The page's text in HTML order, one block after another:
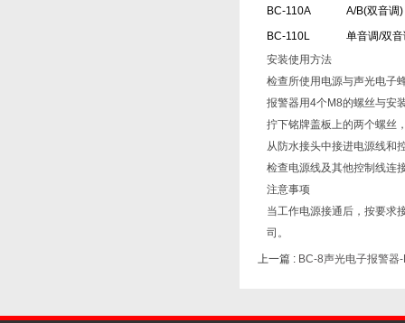
BC-110A
A/B(双音调)
BC-110L
单音调/双
安装使用方法
检查所使用电源与声光电子
报警器用4个M8的螺丝与安
拧下铭牌盖板上的两个螺丝
从防水接头中接进电源线和
检查电源线及其他控制线连
注意事项
当工作电源接通后，按要求
司。
上一篇 : BC-8声光电子报警器